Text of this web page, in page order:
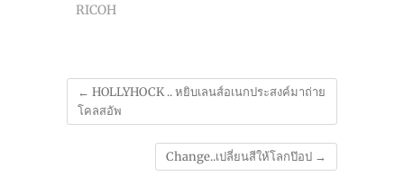
RICOH
← HOLLYHOCK .. หยิบเลนส์อเนกประสงค์มาถ่าย
โคลสอัพ
Change..เปลี่ยนสีให้โลกป๊อป →